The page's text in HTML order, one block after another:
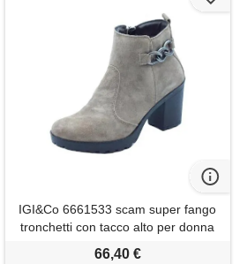
IGI&Co 6661533 scam super fango
tronchetti con tacco alto per donna
in scamosciato con lampo (taglia
66,40 €